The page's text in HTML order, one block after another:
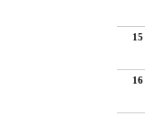
15
16